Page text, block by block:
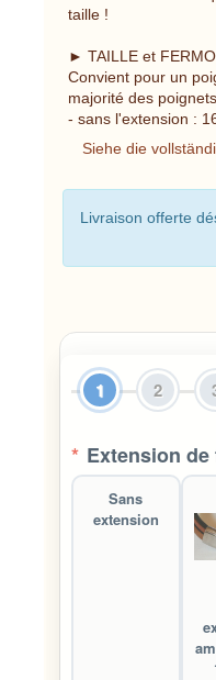
taille !
► TAILLE et
Convient pour un
majorité des
- sans l'extension :
Siehe die
Livraison offerte
1 2
* Extension
Sans
extension